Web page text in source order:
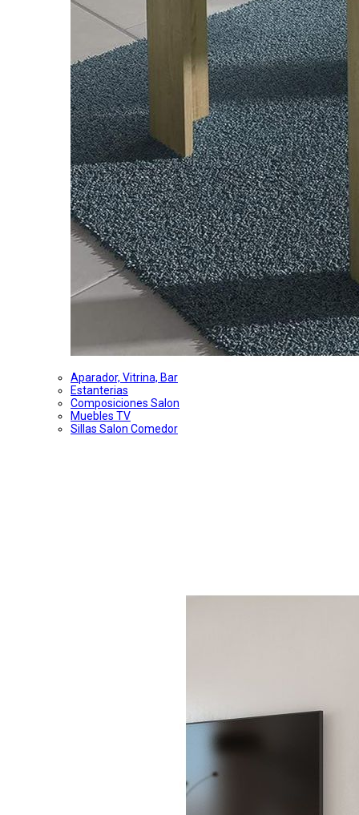
Aparador, Vitrina, Bar
Estanterias
Composiciones Salon
Muebles TV
Sillas Salon Comedor